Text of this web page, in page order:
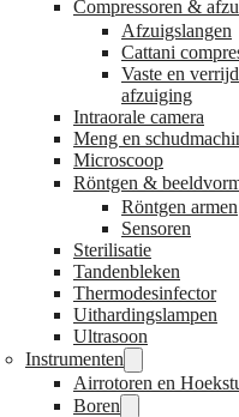
Compressoren &
Afzuigslangen
Cattani
Vaste en
afzuiging
Intraorale camera
Meng en
Microscoop
Röntgen &
Röntgen armen
Sensoren
Sterilisatie
Tandenbleken
Thermodesinfector
Uithardingslampen
Ultrasoon
Instrumenten
Airrotoren en
Boren